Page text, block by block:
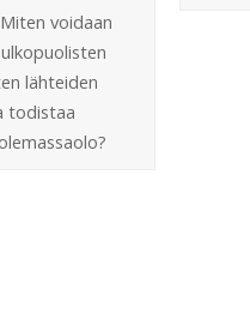
Miten voidaan
lähteiden
todistaa